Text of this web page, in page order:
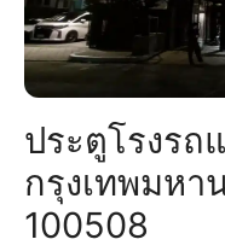
ประตูโรงรถ
กรุงเทพมหา
100508